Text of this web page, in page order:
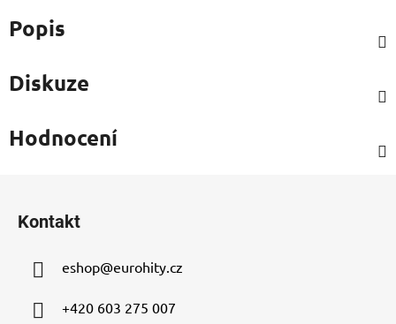
Popis
Diskuze
Hodnocení
Kontakt
eshop@eurohity.cz
+420 603 275 007